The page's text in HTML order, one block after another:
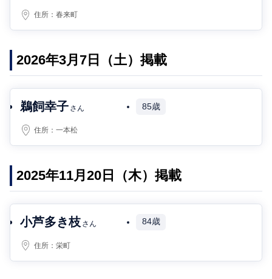
住所：春来町
2026年3月7日（土）掲載
鵜飼幸子 さん 85歳
住所：一本松
2025年11月20日（木）掲載
小芦多き枝 さん 84歳
住所：栄町